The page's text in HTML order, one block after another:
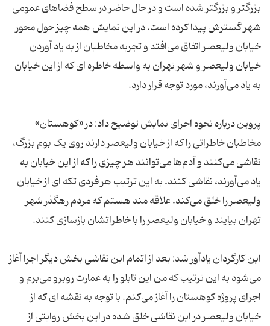
بزرگتر و بزرگتر شده است و در حال حاضر در سطح فضاهای عمومی
شهر گسترش پیدا کرده است. در این نمایش همه چیز حول محور
خیابان ولیعصر اتفاق می‌افتد و تجربه مخاطبان از به یاد آوردن
خیابان ولیعصر و شهر تهران به واسطه خاطره ای که از این خیابان
به یاد می‌آورند، مورد توجه قرار دارد.
پروین درباره نحوه اجرای نمایش توضیح داد: در «کوهستان»
مخاطبان خاطراتی را که از خیابان ولیعصر دارند روی یک بوم بزرگ،
نقاشی می‌کنند و آدم‌ها می‌توانند هر چیزی را که از این خیابان به
یاد می‌آورند، نقاشی کنند. به این ترتیب هر فردی تکه ای از خیابان
ولیعصر را خلق می‌کند. علاقه مند هستم که مردم رهگذر شهر
تهران بیایند و خیابان ولیعصر را با خاطراتشان بازسازی کنند.
این کارگردان یادآور شد: بعد از اتمام این نقاشی بخش دیگر اجرا آغاز
می‌شود به این ترتیب که من این تابلو را به عمارت روبرو می‌برم و
اجرای پروژه کوهستان را آغاز می‌کنم. با توجه به نقشه ای که از
خیابان ولیعصر در این نقاشی خلق شده در این بخش روایتی از